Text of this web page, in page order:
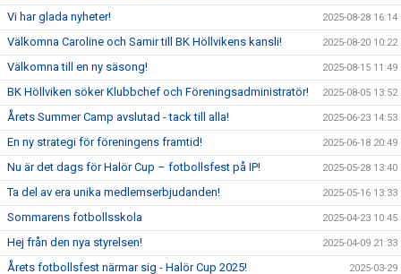
Vi har glada nyheter! 2025-08-28 16:14
Välkomna Caroline och Samir till BK Höllvikens kansli! 2025-08-20 10:22
Välkomna till en ny säsong! 2025-08-15 11:49
BK Höllviken söker Klubbchef och Föreningsadministratör! 2025-08-05 13:52
Årets Summer Camp avslutad - tack till alla! 2025-06-23 14:53
En ny strategi för föreningens framtid! 2025-06-18 20:49
Nu är det dags för Halör Cup – fotbollsfest på IP! 2025-05-28 13:40
Ta del av era unika medlemserbjudanden! 2025-05-16 13:33
Sommarens fotbollsskola 2025-04-23 10:45
Hej från den nya styrelsen! 2025-04-09 21:33
Årets fotbollsfest närmar sig - Halör Cup 2025! 2025-03-29